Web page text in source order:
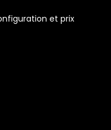
et prix